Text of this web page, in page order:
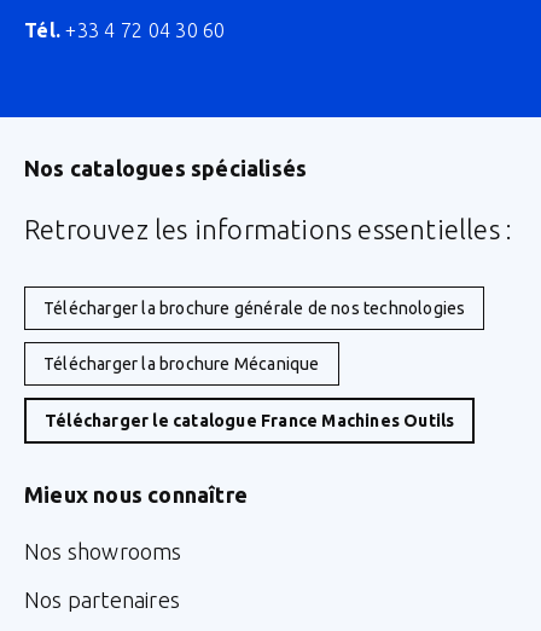
Tél. +33 4 72 04 30 60
Nos catalogues spécialisés
Retrouvez les informations essentielles :
Télécharger la brochure générale de nos technologies
Télécharger la brochure Mécanique
Télécharger le catalogue France Machines Outils
Mieux nous connaître
Nos showrooms
Nos partenaires